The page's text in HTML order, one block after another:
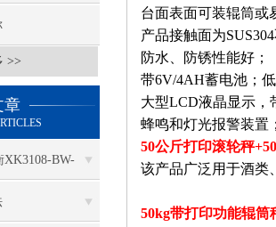
>>
章
XK3108-BW-
台面表面可装辊筒或
产品接触面为SUS304
防水、防锈性能好；
带6V/4AH蓄电池；
大型LCD液晶显示，
蜂鸣和灯光报警装置
50公斤打印滚轮秤
该产品广泛用于酒类
50kg带打印功能辊筒